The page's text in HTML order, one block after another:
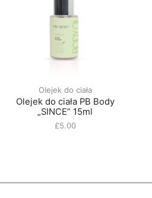
Olejek do ciała
Olejek do ciała PB Body
„SINCE” 15ml
£5.00